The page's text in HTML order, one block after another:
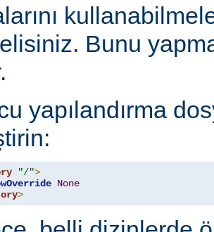
Bunu
yapılandırma
"/">
None
>